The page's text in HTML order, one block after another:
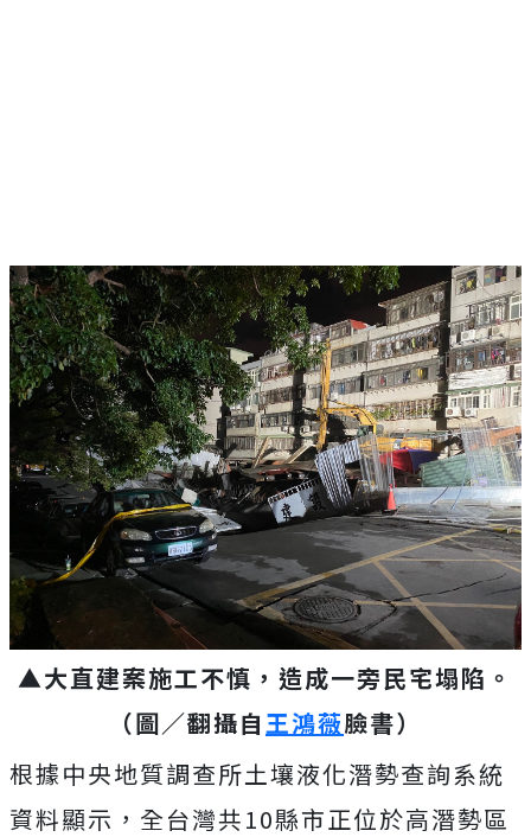
▲大直建案施工不慎，造成一旁民宅塌陷。
（圖／翻攝自王鴻薇臉書）
根據中央地質調查所土壤液化潛勢查詢系統
資料顯示，全台灣共10縣市正位於高潛勢區